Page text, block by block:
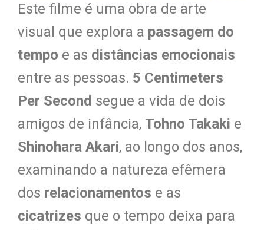
Este filme é uma obra de arte
visual que explora a passagem do
tempo e as distâncias emocionais
entre as pessoas. 5 Centimeters
Per Second segue a vida de dois
amigos de infância, Tohno Takaki e
Shinohara Akari, ao longo dos anos,
examinando a natureza efêmera
dos relacionamentos e as
cicatrizes que o tempo deixa para